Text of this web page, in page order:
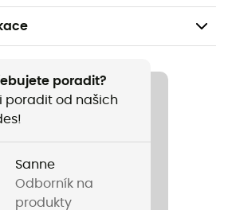
použití
Sans Manche Fermeture Éclair
poradit?
poradit od našich
Sanne
Odborník na
produkty